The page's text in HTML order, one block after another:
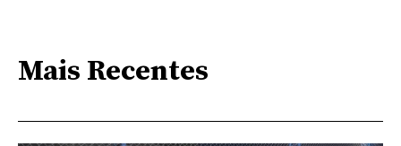
Mais Recentes